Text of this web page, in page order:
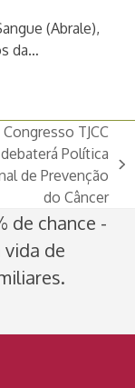
(Abrale),
da…
Congresso TJCC
debaterá Política
de Prevenção
do Câncer
de chance -
vida de